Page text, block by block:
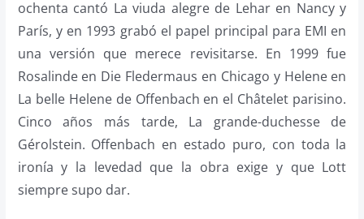
ochenta cantó La viuda alegre de Lehar en Nancy y
París, y en 1993 grabó el papel principal para EMI en
una versión que merece revisitarse. En 1999 fue
Rosalinde en Die Fledermaus en Chicago y Helene en
La belle Helene de Offenbach en el Châtelet parisino.
Cinco años más tarde, La grande-duchesse de
Gérolstein. Offenbach en estado puro, con toda la
ironía y la levedad que la obra exige y que Lott
siempre supo dar.